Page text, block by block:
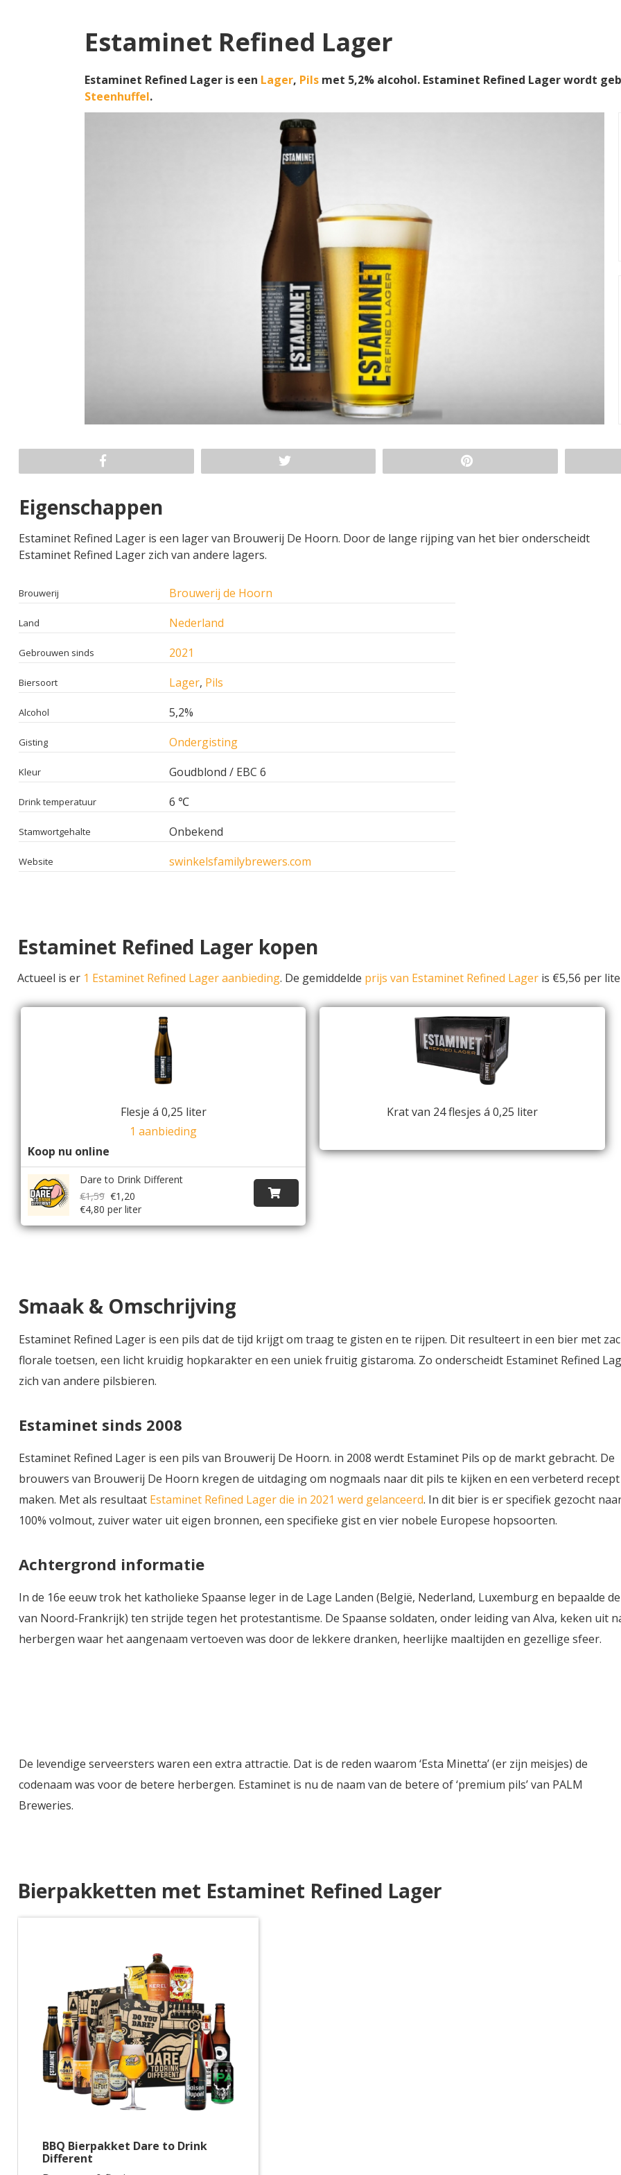
Estaminet Refined Lager
Estaminet Refined Lager is een Lager, Pils met 5,2% alcohol. Estaminet Refined Lager wordt
Steenhuffel.
Eigenschappen
Estaminet Refined Lager is een lager van Brouwerij De Hoorn. Door de lange rijping van het bier onderscheidt
Estaminet Refined Lager zich van andere lagers.
Brouwerij Brouwerij de Hoorn
Land Nederland
Gebrouwen sinds 2021
Biersoort Lager, Pils
Alcohol 5,2%
Gisting Ondergisting
Kleur Goudblond / EBC 6
Drink temperatuur 6 ℃
Stamwortgehalte Onbekend
Website swinkelsfamilybrewers.com
Estaminet Refined Lager kopen
Actueel is er 1 Estaminet Refined Lager aanbieding. De gemiddelde prijs van Estaminet Refined Lager is €5,56 per
Flesje á 0,25 liter
1 aanbieding
Koop nu online
Dare to Drink Different
€1,59 €1,20
€4,80 per liter
Krat van 24 flesjes á 0,25 liter
Smaak & Omschrijving
Estaminet Refined Lager is een pils dat de tijd krijgt om traag te gisten en te rijpen. Dit resulteert in een bier met
florale toetsen, een licht kruidig hopkarakter en een uniek fruitig gistaroma. Zo onderscheidt Estaminet Refined
zich van andere pilsbieren.
Estaminet sinds 2008
Estaminet Refined Lager is een pils van Brouwerij De Hoorn. in 2008 werdt Estaminet Pils op de markt gebracht. De
brouwers van Brouwerij De Hoorn kregen de uitdaging om nogmaals naar dit pils te kijken en een verbeterd
maken. Met als resultaat Estaminet Refined Lager die in 2021 werd gelanceerd. In dit bier is er specifiek gezocht
100% volmout, zuiver water uit eigen bronnen, een specifieke gist en vier nobele Europese hopsoorten.
Achtergrond informatie
In de 16e eeuw trok het katholieke Spaanse leger in de Lage Landen (België, Nederland, Luxemburg en bepaalde
van Noord-Frankrijk) ten strijde tegen het protestantisme. De Spaanse soldaten, onder leiding van Alva, keken uit
herbergen waar het aangenaam vertoeven was door de lekkere dranken, heerlijke maaltijden en gezellige sfeer.
De levendige serveersters waren een extra attractie. Dat is de reden waarom ‘Esta Minetta’ (er zijn meisjes) de
codenaam was voor de betere herbergen. Estaminet is nu de naam van de betere of ‘premium pils’ van PALM
Breweries.
Bierpakketten met Estaminet Refined Lager
BBQ Bierpakket Dare to Drink
Different